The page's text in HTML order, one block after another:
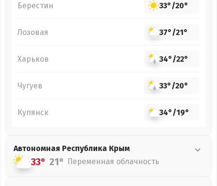
Берестин 33°/20°
Лозовая 37°/21°
Харьков 34°/22°
Чугуев 33°/20°
Купянск 34°/19°
Автономная Республика Крым
33° 21° Переменная облачность